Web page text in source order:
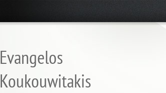
Evangelos
Koukouwitakis